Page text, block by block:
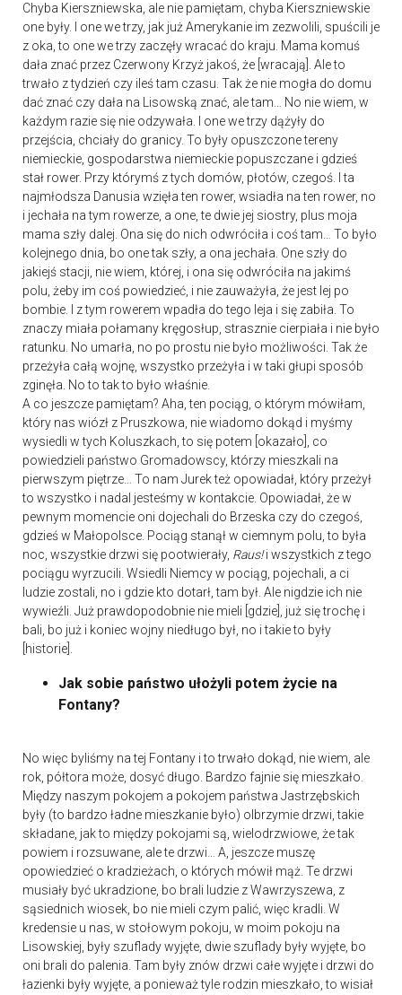
Chyba Kierszniewska, ale nie pamiętam, chyba Kierszniewskie
one były. I one we trzy, jak już Amerykanie im zezwolili, spuścili je
z oka, to one we trzy zaczęły wracać do kraju. Mama komuś
dała znać przez Czerwony Krzyż jakoś, że [wracają]. Ale to
trwało z tydzień czy ileś tam czasu. Tak że nie mogła do domu
dać znać czy dała na Lisowską znać, ale tam… No nie wiem, w
każdym razie się nie odzywała. I one we trzy dążyły do
przejścia, chciały do granicy. To były opuszczone tereny
niemieckie, gospodarstwa niemieckie popuszczane i gdzieś
stał rower. Przy którymś z tych domów, płotów, czegoś. I ta
najmłodsza Danusia wzięła ten rower, wsiadła na ten rower, no
i jechała na tym rowerze, a one, te dwie jej siostry, plus moja
mama szły dalej. Ona się do nich odwróciła i coś tam… To było
kolejnego dnia, bo one tak szły, a ona jechała. One szły do
jakiejś stacji, nie wiem, której, i ona się odwróciła na jakimś
polu, żeby im coś powiedzieć, i nie zauważyła, że jest lej po
bombie. I z tym rowerem wpadła do tego leja i się zabiła. To
znaczy miała połamany kręgosłup, strasznie cierpiała i nie było
ratunku. No umarła, no po prostu nie było możliwości. Tak że
przeżyła całą wojnę, wszystko przeżyła i w taki głupi sposób
zginęła. No to tak to było właśnie.
A co jeszcze pamiętam? Aha, ten pociąg, o którym mówiłam,
który nas wiózł z Pruszkowa, nie wiadomo dokąd i myśmy
wysiedli w tych Koluszkach, to się potem [okazało], co
powiedzieli państwo Gromadowscy, którzy mieszkali na
pierwszym piętrze… To nam Jurek też opowiadał, który przeżył
to wszystko i nadal jesteśmy w kontakcie. Opowiadał, że w
pewnym momencie oni dojechali do Brzeska czy do czegoś,
gdzieś w Małopolsce. Pociąg stanął w ciemnym polu, to była
noc, wszystkie drzwi się pootwierały, Raus!i wszystkich z tego
pociągu wyrzucili. Wsiedli Niemcy w pociąg, pojechali, a ci
ludzie zostali, no i gdzie kto dotarł, tam był. Ale nigdzie ich nie
wywieźli. Już prawdopodobnie nie mieli [gdzie], już się trochę i
bali, bo już i koniec wojny niedługo był, no i takie to były
[historie].
Jak sobie państwo ułożyli potem życie na
Fontany?
No więc byliśmy na tej Fontany i to trwało dokąd, nie wiem, ale
rok, półtora może, dosyć długo. Bardzo fajnie się mieszkało.
Między naszym pokojem a pokojem państwa Jastrzębskich
były (to bardzo ładne mieszkanie było) olbrzymie drzwi, takie
składane, jak to między pokojami są, wielodrzwiowe, że tak
powiem i rozsuwane, ale te drzwi… A, jeszcze muszę
opowiedzieć o kradzieżach, o których mówił mąż. Te drzwi
musiały być ukradzione, bo brali ludzie z Wawrzyszewa, z
sąsiednich wiosek, bo nie mieli czym palić, więc kradli. W
kredensie u nas, w stołowym pokoju, w moim pokoju na
Lisowskiej, były szuflady wyjęte, dwie szuflady były wyjęte, bo
oni brali do palenia. Tam były znów drzwi całe wyjęte i drzwi do
łazienki były wyjęte, a ponieważ tyle rodzin mieszkało, to wisiał